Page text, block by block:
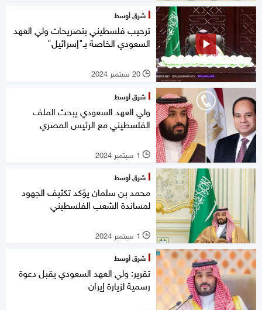
شرق أوسط
ترحيب فلسطيني بتصريحات ولي العهد
السعودي الخاصة بـ"إسرائيل"
l 20 سبتمبر 2024
شرق أوسط
ولي العهد السعودي يبحث الملف
الفلسطيني مع الرئيس المصري
l 1 سبتمبر 2024
شرق أوسط
محمد بن سلمان يؤكد تكثيف الجهود
لمساندة الشعب الفلسطيني
l 1 سبتمبر 2024
شرق أوسط
تقرير: ولي العهد السعودي يقبل دعوة
رسمية لزيارة إيران